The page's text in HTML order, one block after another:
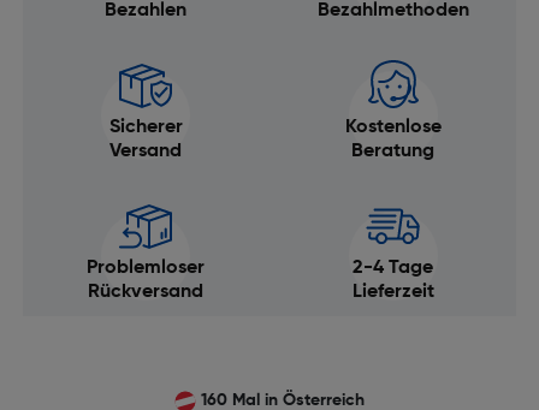
Bezahlen
Bezahlmethoden
Sicherer
Versand
Kostenlose
Beratung
Problemloser
Rückversand
2-4 Tage
Lieferzeit
160 Mal in Österreich